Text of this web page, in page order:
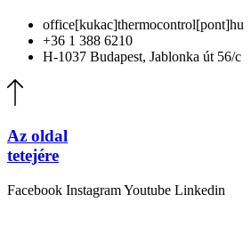
office[kukac]thermocontrol[pont]hu
+36 1 388 6210
H-1037 Budapest, Jablonka út 56/c
Az oldal
tetejére
Facebook InstagramYoutube Linkedin